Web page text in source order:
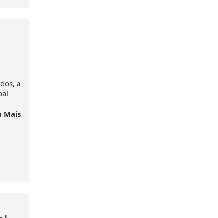
a
Mais